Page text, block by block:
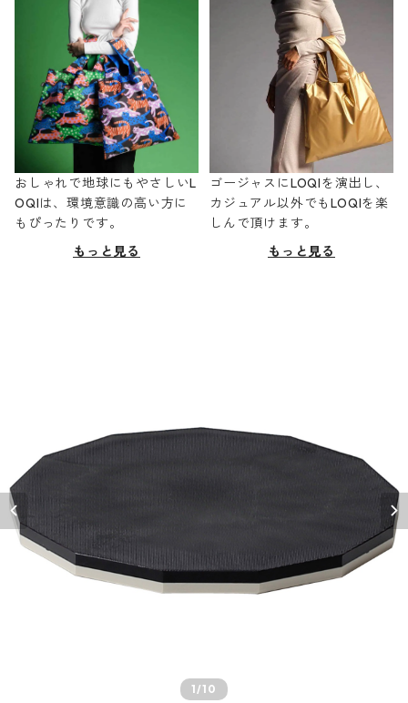
おしゃれで地球にもやさしいL
OQIは、環境意識の高い方に
もぴったりです。
もっと見る
ゴージャスにLOQIを演出し、
カジュアル以外でもLOQIを楽
しんで頂けます。
もっと見る
1/10